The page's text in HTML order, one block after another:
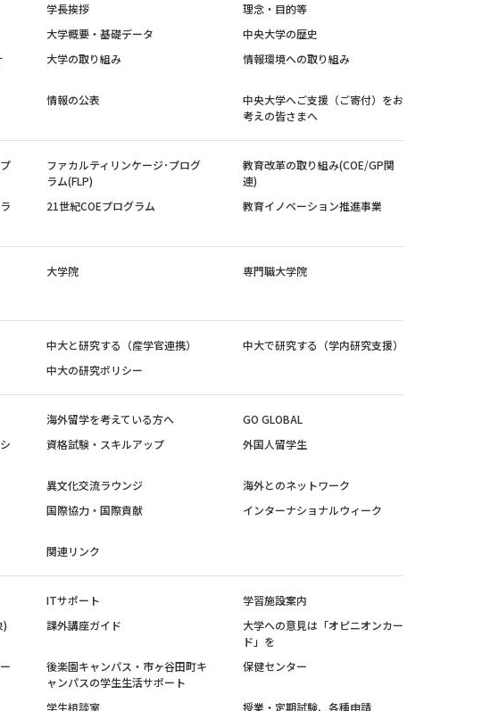
学長挨拶
理念・目的等
大学概要・基礎データ
中央大学の歴史
大学の取り組み 情報環境への取り組み
情報の公表
中央大学へご支援（ご寄付）をお
考えの皆さまへ
ファカルティリンケージ･プログ
ラム(FLP)
教育改革の取り組み(COE/GP関
連)
21世紀COEプログラム 教育イノベーション推進事業
大学院
専門職大学院
中大と研究する（産学官連携）
中大で研究する（学内研究支援）
中大の研究ポリシー
海外留学を考えている方へ
GO GLOBAL
資格試験・スキルアップ 外国人留学生
異文化交流ラウンジ
海外とのネットワーク
国際協力・国際貢献 インターナショナルウィーク
関連リンク
ITサポート
学習施設案内
)
課外講座ガイド
大学への意見は「オピニオンカー
ド」を
後楽園キャンパス・市ヶ谷田町キ
ャンパスの学生生活サポート
保健センター
学生相談室 授業・定期試験、各種申請